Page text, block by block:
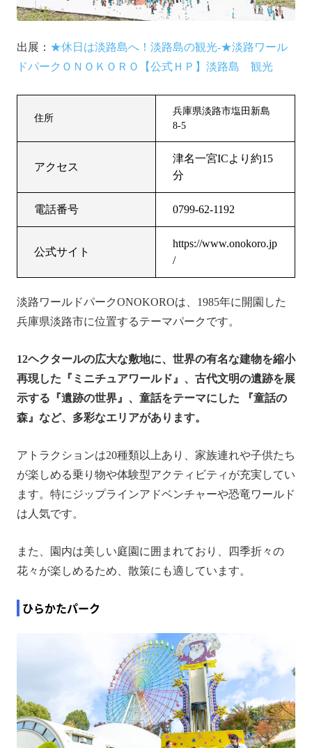
出展： ★休日は淡路島へ！淡路島の観光-★淡路ワール
ドパークＯＮＯＫＯＲＯ【公式ＨＰ】淡路島 観光
住所
兵庫県淡路市塩田新島
8-5
アクセス
津名一宮ICより約15
分
電話番号 0799-62-1192
公式サイト
https://www.onokoro.jp
/
淡路ワールドパークONOKOROは、1985年に開園した
兵庫県淡路市に位置するテーマパークです。
12ヘクタールの広大な敷地に、世界の有名な建物を縮小
再現した『ミニチュアワールド』、古代文明の遺跡を展
示する『遺跡の世界』、童話をテーマにした 『童話の
森』など、多彩なエリアがあります。
アトラクションは20種類以上あり、家族連れや子供たち
が楽しめる乗り物や体験型アクティビティが充実してい
ます。特にジップラインアドベンチャーや恐竜ワールド
は人気です。
また、園内は美しい庭園に囲まれており、四季折々の
花々が楽しめるため、散策にも適しています。
ひらかたパーク